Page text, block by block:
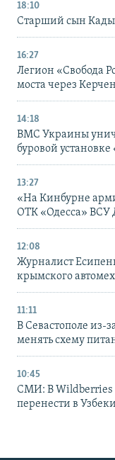
18:10
Старший сын
16:27
Легион «Свобода
моста через
14:18
ВМС Украины
буровой
13:27
«На Кинбурне
ОТК «Одесса» ВСУ
12:08
Журналист
крымского
11:11
В Севастополе из-
менять схему
10:45
СМИ: В Wildberries
перенести в